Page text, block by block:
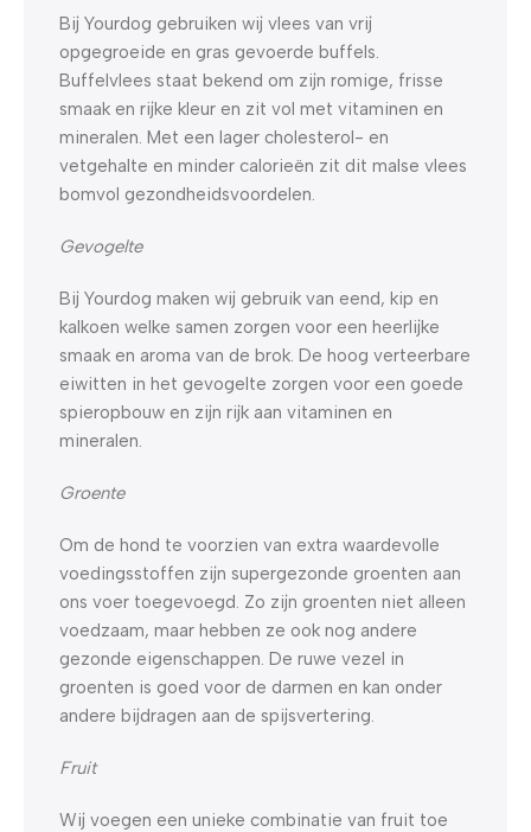
Bij Yourdog gebruiken wij vlees van vrij
opgegroeide en gras gevoerde buffels.
Buffelvlees staat bekend om zijn romige, frisse
smaak en rijke kleur en zit vol met vitaminen en
mineralen. Met een lager cholesterol- en
vetgehalte en minder calorieën zit dit malse vlees
bomvol gezondheidsvoordelen.
Gevogelte
Bij Yourdog maken wij gebruik van eend, kip en
kalkoen welke samen zorgen voor een heerlijke
smaak en aroma van de brok. De hoog verteerbare
eiwitten in het gevogelte zorgen voor een goede
spieropbouw en zijn rijk aan vitaminen en
mineralen.
Groente
Om de hond te voorzien van extra waardevolle
voedingsstoffen zijn supergezonde groenten aan
ons voer toegevoegd. Zo zijn groenten niet alleen
voedzaam, maar hebben ze ook nog andere
gezonde eigenschappen. De ruwe vezel in
groenten is goed voor de darmen en kan onder
andere bijdragen aan de spijsvertering.
Fruit
Wij voegen een unieke combinatie van fruit toe